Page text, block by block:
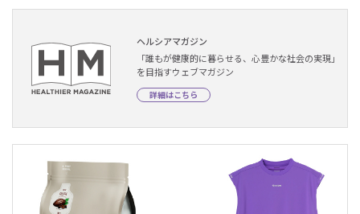
ヘルシアマガジン
「誰もが健康的に暮らせる、心豊かな社会の実現」
を目指すウェブマガジン
詳細はこちら